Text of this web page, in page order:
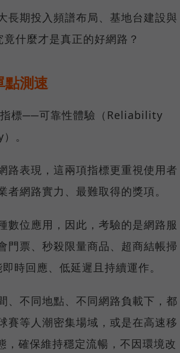
長期投入頻譜布局、基地台建設與
什麼才是真正的好網路？
點測速
標──可靠性體驗（Reliability
。
路表現，這兩項指標更重視使用者
網路實力、最難取得的獎項。
數位應用，因此，考驗的是網路服
門票、秒殺限量商品、超商結帳掃
時回應、低延遲且持續運作。
、不同地點、不同網路負載下，都
賽等人潮密集場域，或是在高速移
確保維持穩定流暢，不因環境改